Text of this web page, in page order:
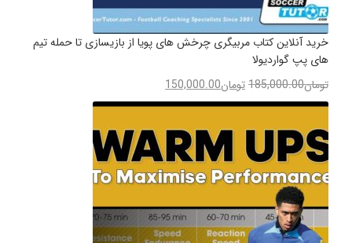
خرید آنلاین کتاب مربیگری چرخش های پویا از بازیسازی تا حمله تیم
های پپ گواردیولا
تومان185,000.00تومان150,000.00